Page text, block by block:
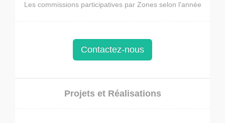
Les commissions participatives par Zones selon l'année
Contactez-nous
Projets et Réalisations